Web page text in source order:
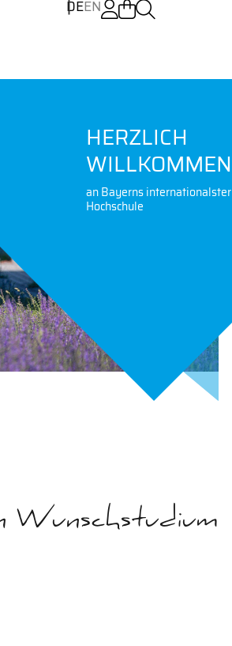
DEEN
HERZLICH
WILLKOMMEN
an Bayerns internationalster
Hochschule